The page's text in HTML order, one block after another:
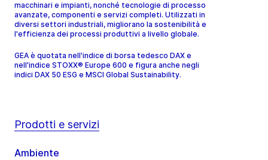
macchinari e impianti, nonché tecnologie di processo
avanzate, componenti e servizi completi. Utilizzati in
diversi settori industriali, migliorano la sostenibilità e
l'efficienza dei processi produttivi a livello globale.
GEA è quotata nell'indice di borsa tedesco DAX e
nell'indice STOXX® Europe 600 e figura anche negli
indici DAX 50 ESG e MSCI Global Sustainability.
Prodotti e servizi
Ambiente